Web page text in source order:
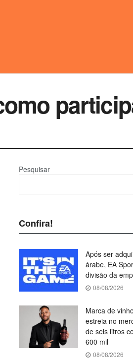
Pesquisar
Confira!
Após ser
árabe, EA
divisão da
08/08/2026
Marca de
estreia no
de seis litros
600 mil
08/08/2026